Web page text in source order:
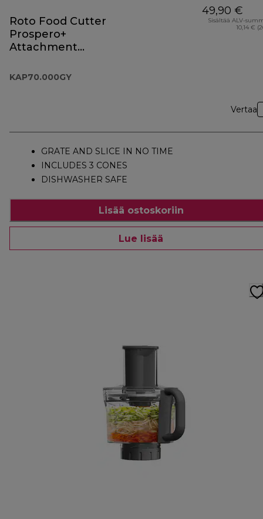
Roto Food Cutter
Prospero+
Attachment
KAP70.000GY
49,90 €
Sisältää ALV-
10,14 €
Vertaa
GRATE AND SLICE IN NO TIME
INCLUDES 3 CONES
DISHWASHER SAFE
Lisää ostoskoriin
Lue lisää